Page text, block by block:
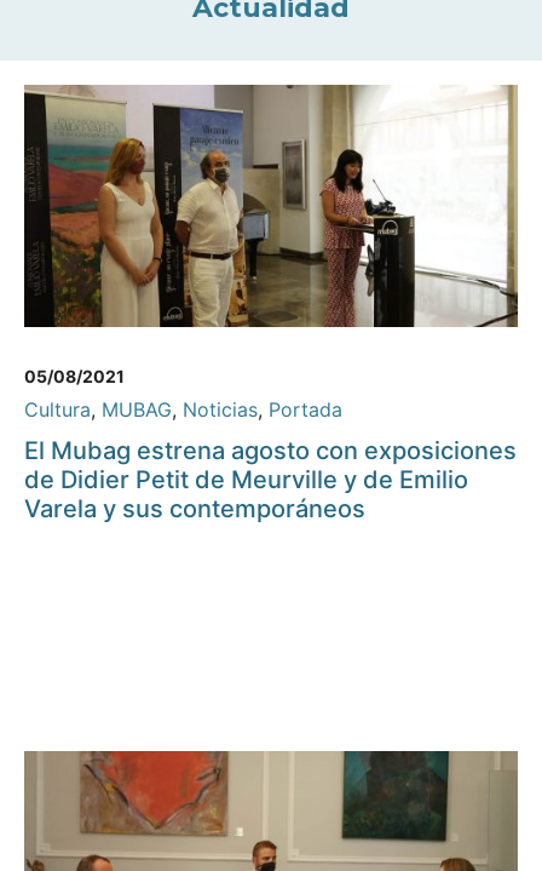
Actualidad
05/08/2021
Cultura, MUBAG, Noticias, Portada
El Mubag estrena agosto con exposiciones
de Didier Petit de Meurville y de Emilio
Varela y sus contemporáneos